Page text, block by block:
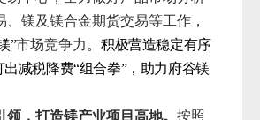
、镁及镁合金期货交易等工作，
”市场竞争力 。积极营造稳定有序
减税降费“组合拳”，助力 府谷镁
领，打造镁产业项目高地。 按照